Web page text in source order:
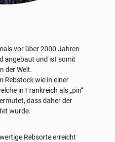
vor über 2000 Jahren
angebaut und ist somit
der Welt.
Rebstock wie in einer
in Frankreich als „pin“
dass daher der
wurde.
Rebsorte erreicht